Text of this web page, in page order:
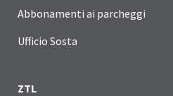
Abbonamenti ai parcheggi
Ufficio Sosta
ZTL